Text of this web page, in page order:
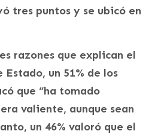
tres puntos y se ubicó en
razones que explican el
un 51% de los
que “ha tomado
valiente, aunque sean
un 46% valoró que el